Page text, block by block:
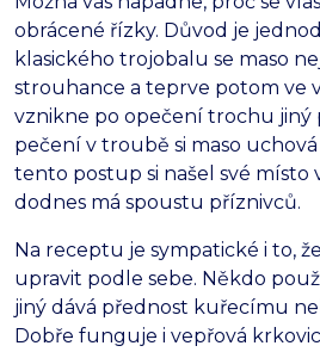
obrácené řízky. Důvod je
klasického trojobalu se maso
strouhance a teprve potom ve
vznikne po opečení trochu jiný
pečení v troubě si maso uchová
tento postup si našel své místo
dodnes má spoustu příznivců.
Na receptu je sympatické i to,
upravit podle sebe. Někdo
jiný dává přednost kuřecímu
Dobře funguje i vepřová